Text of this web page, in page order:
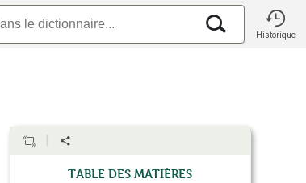
Historique
Table des matières